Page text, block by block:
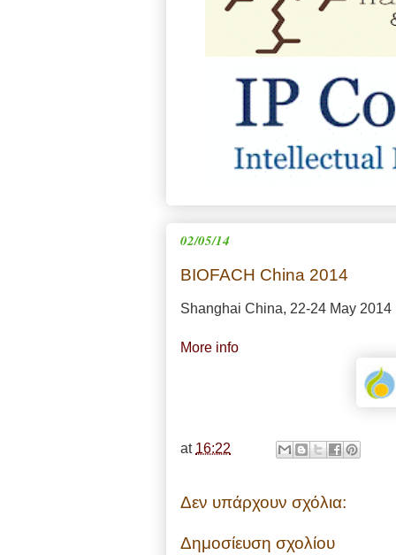
02/05/14
BIOFACH China 2014
Shanghai China, 22-24 May 2014
More info
at 16:22
Δεν υπάρχουν σχόλια:
Δημοσίευση σχολίου